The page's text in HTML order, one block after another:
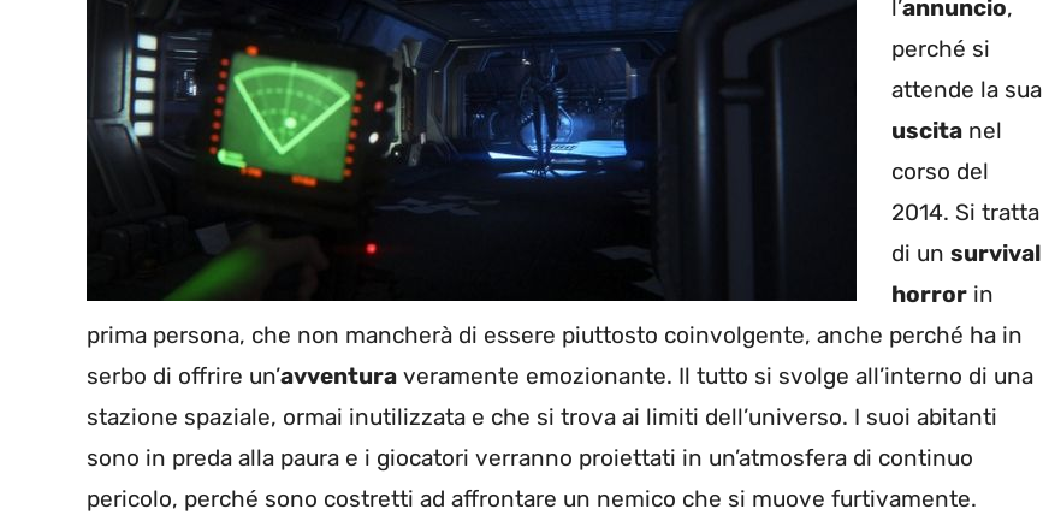
l’annuncio,
perché si
attende la sua
uscitanel
corso del
2014. Si tratta
di un survival
horrorin
prima persona, che non mancherà di essere piuttosto coinvolgente, anche perché ha in
serbo di offrire un’avventura veramente emozionante. Il tutto si svolge all’interno di una
stazione spaziale, ormai inutilizzata e che si trova ai limiti dell’universo. I suoi abitanti
sono in preda alla paura e i giocatori verranno proiettati in un’atmosfera di continuo
pericolo, perché sono costretti ad affrontare un nemico che si muove furtivamente.